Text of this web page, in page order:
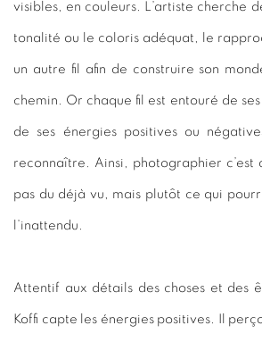
visibles, en couleurs. L’artiste cherche
tonalité ou le coloris adéquat, le
un autre fil afin de construire son
chemin. Or chaque fil est entouré de
de ses énergies positives ou
reconnaître. Ainsi, photographier c’est
pas du déjà vu, mais plutôt ce qui
l’inattendu.
Attentif aux détails des choses et des
Koffi capte les énergies positives. Il